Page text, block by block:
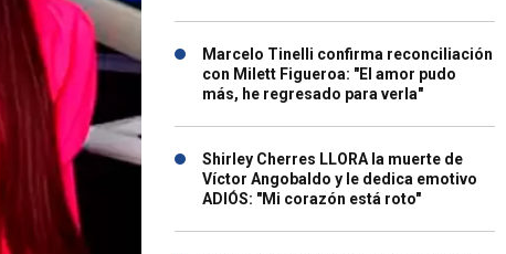
Marcelo Tinelli confirma reconciliación
con Milett Figueroa: "El amor pudo
más, he regresado para verla"
Shirley Cherres LLORA la muerte de
Víctor Angobaldo y le dedica emotivo
ADIÓS: "Mi corazón está roto"